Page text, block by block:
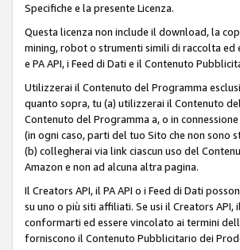
Specifiche e la presente Licenza.
Questa licenza non include il download, la
mining, robot o strumenti simili di raccolta ed
e PA API, i Feed di Dati e il Contenuto
Utilizzerai il Contenuto del Programma
quanto sopra, tu (a) utilizzerai il Contenuto
Contenuto del Programma a, o in
(in ogni caso, parti del tuo Sito che non sono
(b) collegherai via link ciascun uso del
Amazon e non ad alcuna altra pagina.
Il Creators API, il PA API o i Feed di Dati
su uno o più siti affiliati. Se usi il Creators
conformarti ed essere vincolato ai termini
forniscono il Contenuto Pubblicitario dei